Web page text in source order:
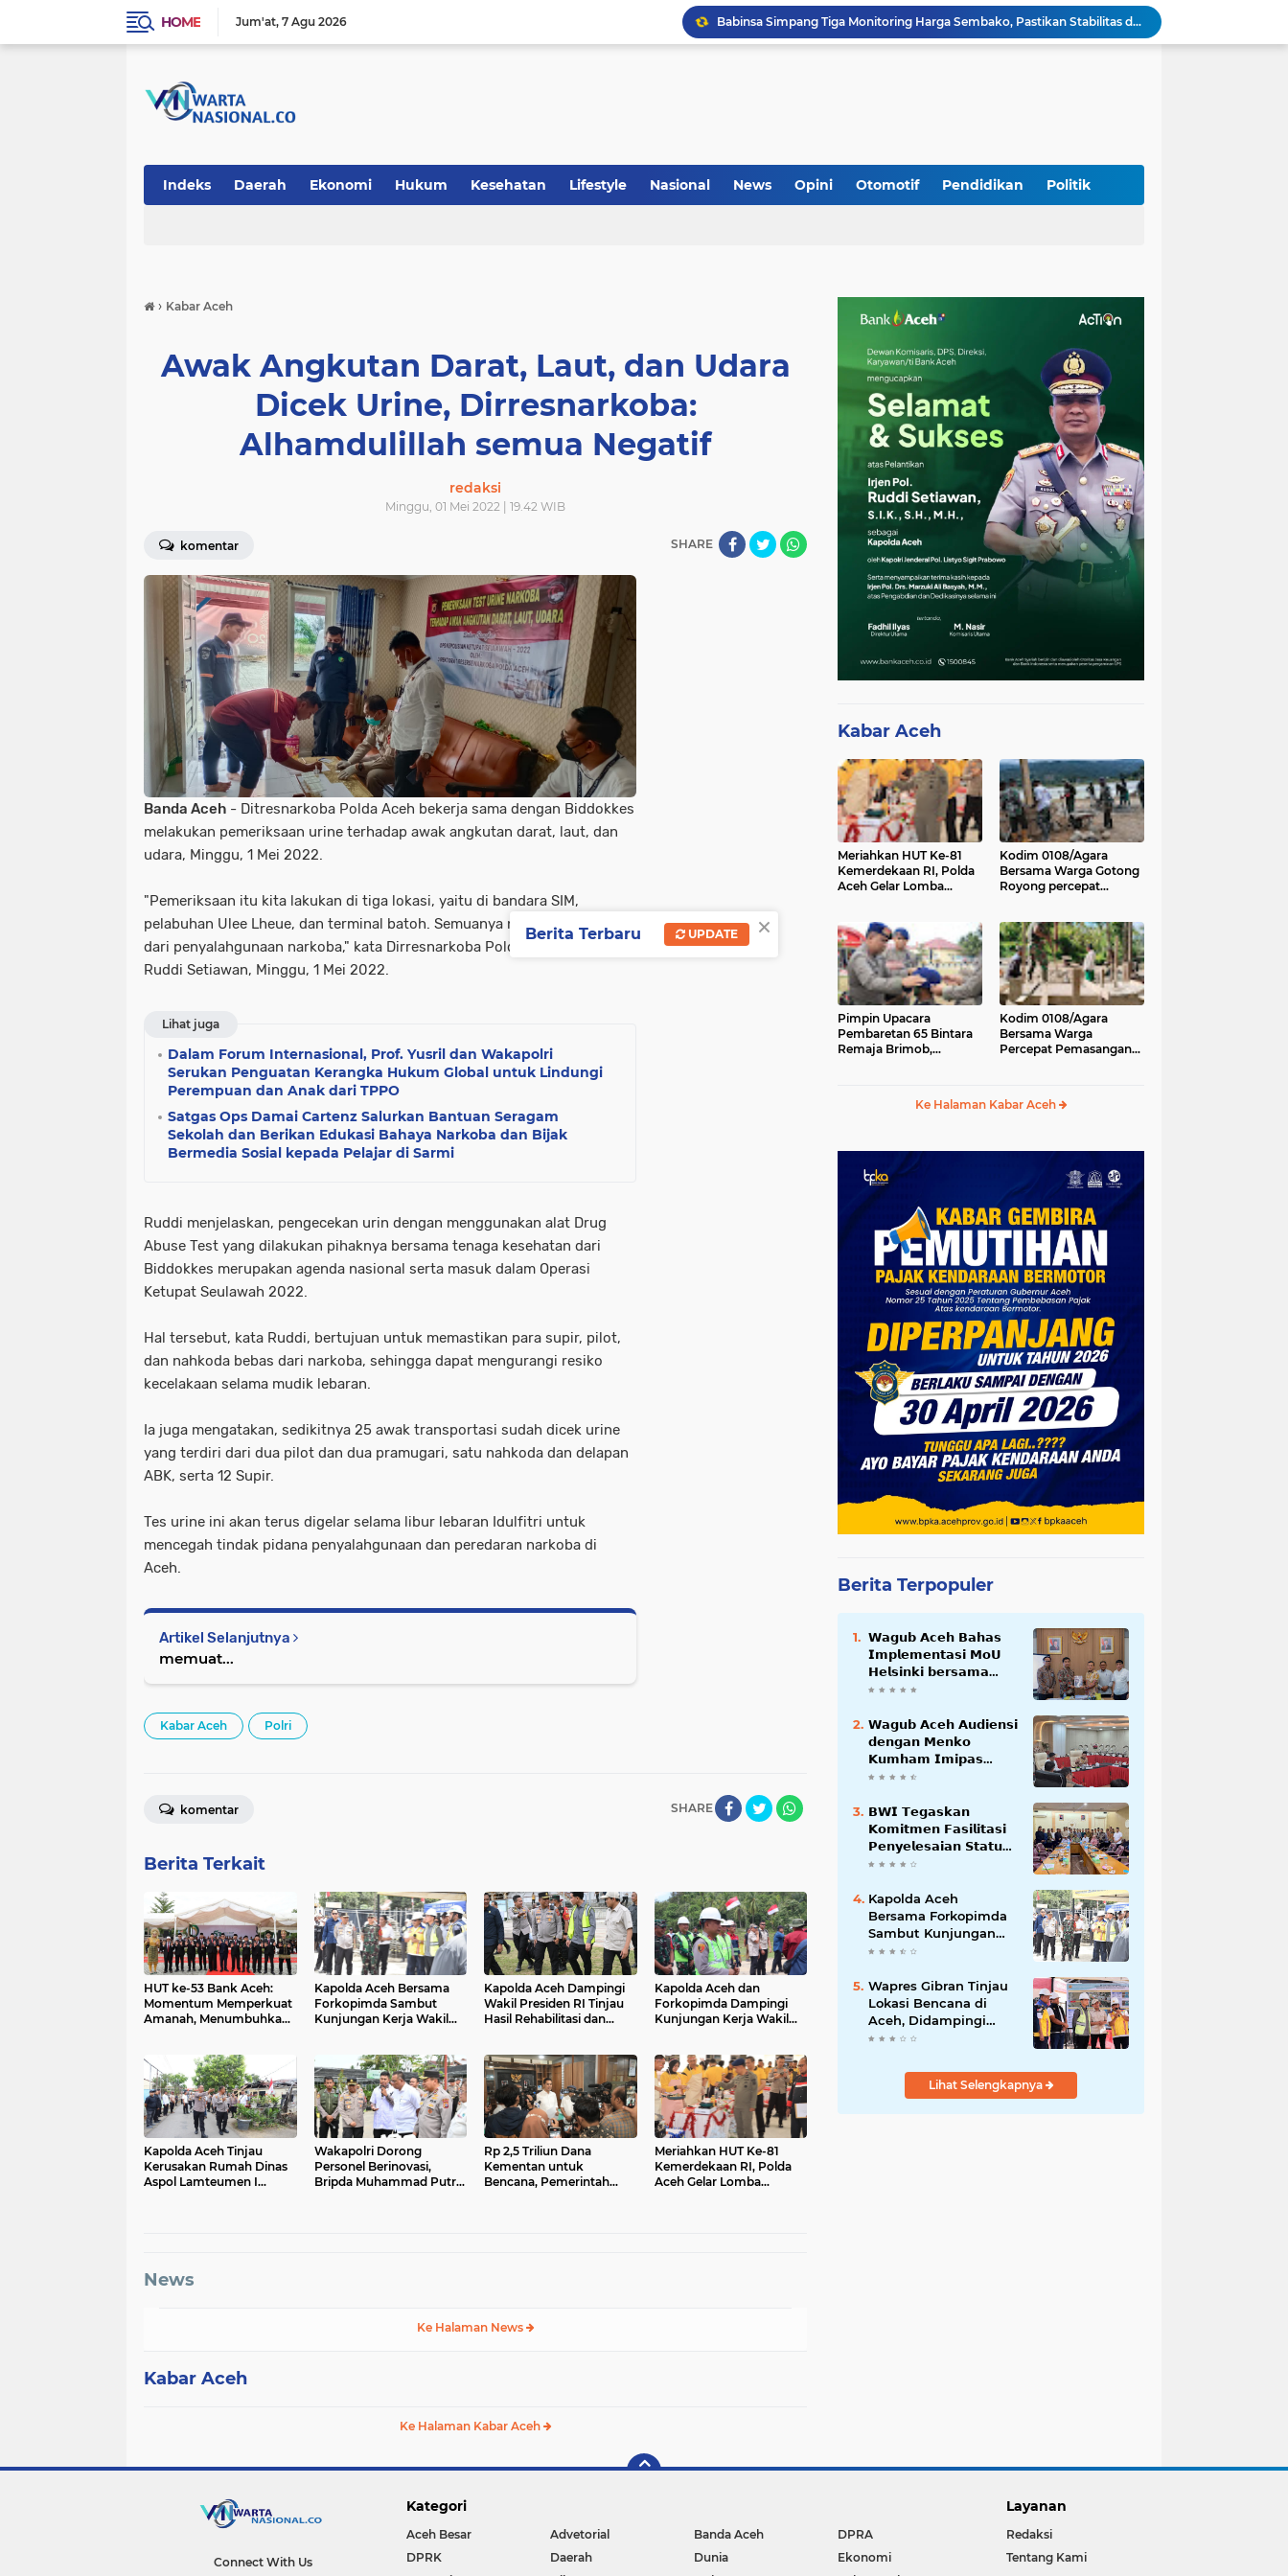
HOME Jum'at 7 Agu 2026
Babinsa Simpang Tiga Monitoring Harga Sembako, Pastikan Stabilitas dan Ketersediaan Bahan Pokok
Babinsa Lembah Seulawah Perkuat Sinergi dengan Tenaga Pendidik, Tekankan Pencegahan Kenakalan Remaja dan Bahaya Narkoba
Rp 2,5 Triliun Dana Kementan untuk Bencana, Pemerintah Aceh kelola Rp 9,7 M
Indeks Daerah Ekonomi Hukum Kesehatan Lifestyle Nasional News Opini Otomotif Pendidikan Politik
› Kabar Aceh
Awak Angkutan Darat, Laut, dan Udara
Dicek Urine, Dirresnarkoba:
Alhamdulillah semua Negatif
redaksi
Minggu, 01 Mei 2022 | 19.42 WIB
komentar SHARE
Banda Aceh - Ditresnarkoba Polda Aceh bekerja sama dengan Biddokkes
melakukan pemeriksaan urine terhadap awak angkutan darat, laut, dan
udara, Minggu, 1 Mei 2022.
"Pemeriksaan itu kita lakukan di tiga lokasi, yaitu di bandara SIM,
pelabuhan Ulee Lheue, dan terminal batoh. Semuanya negatif dan bebas
dari penyalahgunaan narkoba," kata Dirresnarkoba Polda Aceh Kombes
Ruddi Setiawan, Minggu, 1 Mei 2022.
Lihat juga
Dalam Forum Internasional, Prof. Yusril dan Wakapolri
Serukan Penguatan Kerangka Hukum Global untuk Lindungi
Perempuan dan Anak dari TPPO
Satgas Ops Damai Cartenz Salurkan Bantuan Seragam
Sekolah dan Berikan Edukasi Bahaya Narkoba dan Bijak
Bermedia Sosial kepada Pelajar di Sarmi
Ruddi menjelaskan, pengecekan urin dengan menggunakan alat Drug
Abuse Test yang dilakukan pihaknya bersama tenaga kesehatan dari
Biddokkes merupakan agenda nasional serta masuk dalam Operasi
Ketupat Seulawah 2022.
Hal tersebut, kata Ruddi, bertujuan untuk memastikan para supir, pilot,
dan nahkoda bebas dari narkoba, sehingga dapat mengurangi resiko
kecelakaan selama mudik lebaran.
Ia juga mengatakan, sedikitnya 25 awak transportasi sudah dicek urine
yang terdiri dari dua pilot dan dua pramugari, satu nahkoda dan delapan
ABK, serta 12 Supir.
Tes urine ini akan terus digelar selama libur lebaran Idulfitri untuk
mencegah tindak pidana penyalahgunaan dan peredaran narkoba di
Aceh.
Artikel Selanjutnya
memuat...
Kabar Aceh Polri
SHARE
komentar
Berita Terkait
HUT ke-53 Bank Aceh:
Momentum Memperkuat
Amanah, Menumbuhkan
Kapolda Aceh Bersama
Forkopimda Sambut
Kunjungan Kerja Wakil
Kapolda Aceh Dampingi
Wakil Presiden RI Tinjau
Hasil Rehabilitasi dan
Kendawi, Gayo Lues
Kapolda Aceh dan
Forkopimda Dampingi
Kunjungan Kerja Wakil
Aceh Tengah
Kapolda Aceh Tinjau
Kerusakan Rumah Dinas
Aspol Lamteumen I
Wakapolri Dorong
Personel Berinovasi,
Bripda Muhammad Putra
Rp 2,5 Triliun Dana
Kementan untuk
Bencana, Pemerintah
Meriahkan HUT Ke-81
Kemerdekaan RI, Polda
Aceh Gelar Lomba
News
Ke Halaman News
Kabar Aceh
Ke Halaman Kabar Aceh
Kabar Aceh
Meriahkan HUT Ke-81
Kemerdekaan RI, Polda
Aceh Gelar Lomba
Kodim 0108/Agara
Bersama Warga Gotong
Royong percepat
Desa Gulo Aceh
Tenggara
Pimpin Upacara
Pembaretan 65 Bintara
Remaja Brimob,
Kodim 0108/Agara
Bersama Warga
Percepat Pemasangan
Ke Halaman Kabar Aceh
Berita Terpopuler
𝗪𝗮𝗴𝘂𝗯 𝗔𝗰𝗲𝗵 𝗕𝗮𝗵𝗮𝘀
𝗜𝗺𝗽𝗹𝗲𝗺𝗲𝗻𝘁𝗮𝘀𝗶 𝗠𝗼𝗨
𝗛𝗲𝗹𝘀𝗶𝗻𝗸𝗶 𝗯𝗲𝗿𝘀𝗮𝗺𝗮
𝗦𝗲𝗸𝗿𝗲𝘁𝗮𝗿𝗶𝗮𝘁 𝗡𝗲𝗴𝗮𝗿𝗮
𝗪𝗮𝗴𝘂𝗯 𝗔𝗰𝗲𝗵 𝗔𝘂𝗱𝗶𝗲𝗻𝘀𝗶
𝗱𝗲𝗻𝗴𝗮𝗻 𝗠𝗲𝗻𝗸𝗼
𝗞𝘂𝗺𝗵𝗮𝗺 𝗜𝗺𝗶𝗽𝗮𝘀
𝗧𝗲𝗿𝗸𝗮𝗶𝘁 𝗦𝘁𝗮𝘁𝘂𝘀 𝗪𝗮𝗸𝗮𝗳
𝗕𝗪𝗜 𝗧𝗲𝗴𝗮𝘀𝗸𝗮𝗻
𝗞𝗼𝗺𝗶𝘁𝗺𝗲𝗻 𝗙𝗮𝘀𝗶𝗹𝗶𝘁𝗮𝘀𝗶
𝗣𝗲𝗻𝘆𝗲𝗹𝗲𝘀𝗮𝗶𝗮𝗻 𝗦𝘁𝗮𝘁𝘂𝘀
𝗪𝗮𝗸𝗮𝗳 𝗕𝗹𝗮𝗻𝗴 𝗣𝗮𝗱𝗮𝗻𝗴
Kapolda Aceh
Bersama Forkopimda
Sambut Kunjungan
Kerja Wakil Presiden
Bireuen
Wapres Gibran Tinjau
Lokasi Bencana di
Aceh, Didampingi
Wagub Dek Fadh
Lihat Selengkapnya
Connect With Us
Kategori
Aceh Besar Advetorial Banda Aceh
DPRA
DPRK
Daerah Dunia
Ekonomi
Layanan
Redaksi
Tentang Kami
×
Berita Terbaru UPDATE